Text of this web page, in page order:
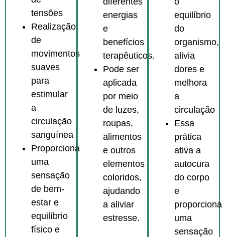
tensões
Realização
de
movimentos
suaves
para
estimular
a
circulação
sanguínea
Proporciona
uma
sensação
de bem-
estar e
equilíbrio
físico e
energias
e
benefícios
terapêuticos.
Pode ser
aplicada
por meio
de luzes,
roupas,
alimentos
e outros
elementos
coloridos,
ajudando
a aliviar
estresse.
equilíbrio
do
organismo,
alivia
dores e
melhora
a
circulação
Essa
prática
ativa a
autocura
do corpo
e
proporciona
uma
sensação